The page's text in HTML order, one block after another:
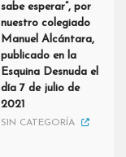
sabe esperar”, por
nuestro colegiado
Manuel Alcántara,
publicado en la
Esquina Desnuda el
día 7 de julio de
2021
SIN CATEGORÍA